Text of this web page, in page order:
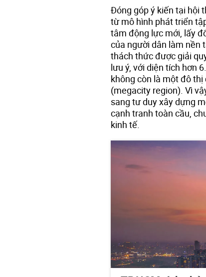
Đóng góp ý kiến tại hội
từ mô hình phát triển
tâm động lực mới, lấy
của người dân làm nền
thách thức được giải
lưu ý, với diện tích hơn
không còn là một đô
(megacity region). Vì
sang tư duy xây dựng
cạnh tranh toàn cầu,
kinh tế.